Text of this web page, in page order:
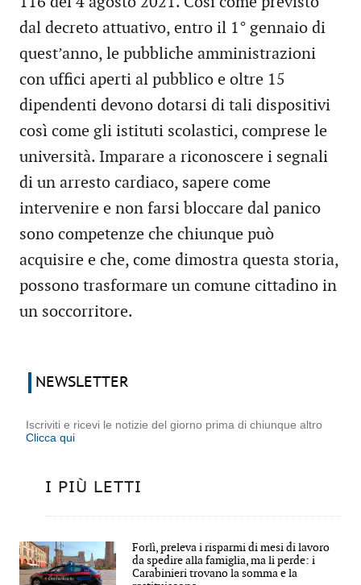
dal decreto attuativo, entro il 1° gennaio di
quest’anno, le pubbliche amministrazioni
con uffici aperti al pubblico e oltre 15
dipendenti devono dotarsi di tali dispositivi
così come gli istituti scolastici, comprese le
università. Imparare a riconoscere i segnali
di un arresto cardiaco, sapere come
intervenire e non farsi bloccare dal panico
sono competenze che chiunque può
acquisire e che, come dimostra questa storia,
possono trasformare un comune cittadino in
un soccorritore.
NEWSLETTER
Iscriviti e ricevi le notizie del giorno prima di chiunque altro
Clicca qui
I PIÙ LETTI
Forlì, preleva i risparmi di mesi di lavoro
da spedire alla famiglia, ma li perde: i
Carabinieri trovano la somma e la